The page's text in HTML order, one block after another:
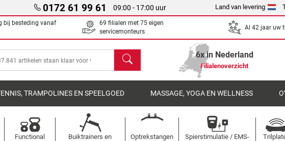
0172 61 99 61 09:00 - 17:00 uur Land van levering
bij besteding vanaf
69 filialen met 75 eigen
servicemonteurs
Al 42 jaar uw
Zoeken 6x in Nederland
Filialenoverzicht
TRAMPOLINES EN SPEELGOED MASSAGE, YOGA EN WELLNESS
Functional
Buiktrainers en
Optrekstangen
Spierstimulatie / EMS-